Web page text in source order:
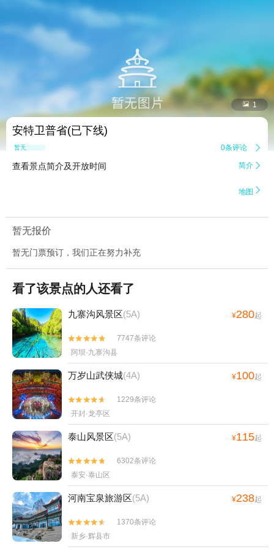
 1
安特卫普省(已下线)
暂无点评 0条评论 
查看景点简介及开放时间 简介 
地图 
暂无报价
暂无门票预订，我们正在努力补充
看了该景点的人还看了
九寨沟风景区(5A) ¥280起


7747条评论
阿坝·九寨沟县
万岁山武侠城(4A) ¥100起


1229条评论
开封·龙亭区
泰山风景区(5A) ¥115起


6302条评论
泰安·泰山区
河南宝泉旅游区(5A) ¥238起


1370条评论
新乡·辉县市